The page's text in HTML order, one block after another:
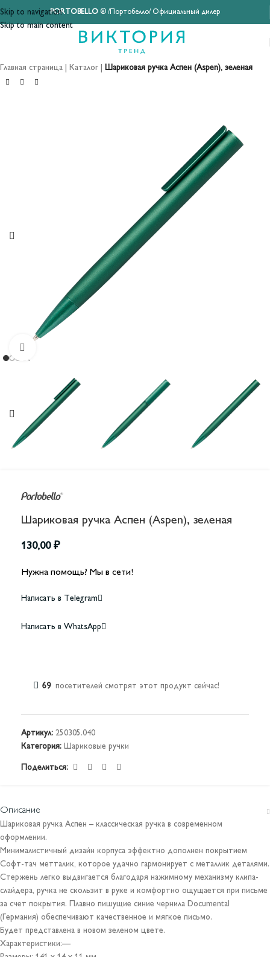
Skip to navigation
Skip to main content
PORTOBELLO® /Портобелло/ Официальный дилер
Главная страница Каталог Шариковая ручка Аспен (Aspen), зеленая
Шариковая ручка Аспен (Aspen), зеленая
130,00 ₽
Нужна помощь? Мы в сети!
Написать в Telegram
Написать в WhatsApp
69 посетителей смотрят этот продукт сейчас!
Артикул: 250305.040
Категория: Шариковые ручки
Поделиться:
Описание
Шариковая ручка Аспен – классическая ручка в современном
оформлении.
Минималистичный дизайн корпуса эффектно дополнен покрытием
Софт-тач метталик, которое удачно гармонирует с металлик деталями.
Стержень легко выдвигается благодаря нажимному механизму клипа-
слайдера, ручка не скользит в руке и комфортно ощущается при письме
за счет покрытия. Плавно пишущие синие чернила Documental
(Германия) обеспечивают качественное и мягкое письмо.
Будет представлена в новом зеленом цвете.
Характеристики:—